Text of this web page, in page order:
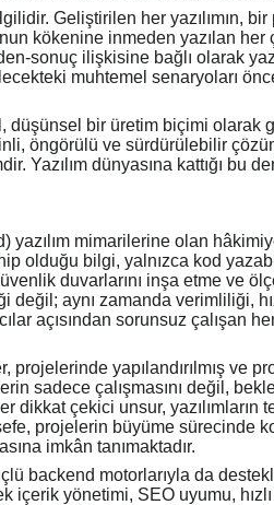
Geliştirilen her yazılımın,
kökenine inmeden yazılan
sonuç ilişkisine bağlı olarak
muhtemel senaryoları
düşünsel bir üretim biçimi olarak
öngörülü ve sürdürülebilir
dünyasına kattığı bu
mimarilerine olan
olduğu bilgi, yalnızca kod
duvarlarını inşa etme ve
aynı zamanda verimliliği,
açısından sorunsuz çalışan
yapılandırılmış ve
sadece çalışmasını değil,
dikkat çekici unsur, yazılımların
projelerin büyüme sürecinde
imkân tanımaktadır.
backend motorlarıyla da
yönetimi, SEO uyumu,